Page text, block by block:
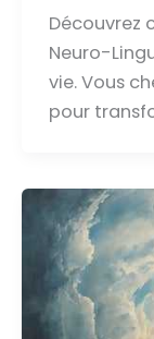
Découvrez
Neuro-
vie. Vous
pour